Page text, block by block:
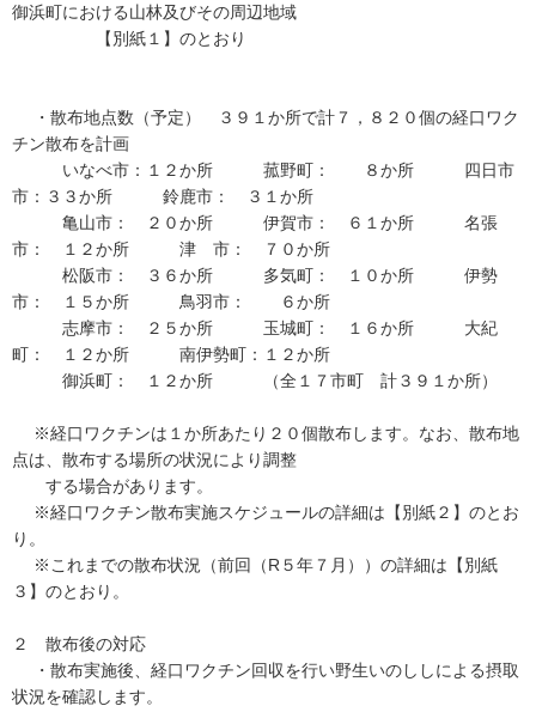
御浜町における山林及びその周辺地域
【別紙１】のとおり
・散布地点数（予定） ３９１か所で計７，８２０個の経口ワク
チン散布を計画
いなべ市：１２か所 菰野町： ８か所 四日市
市：３３か所 鈴鹿市： ３１か所
亀山市： ２０か所 伊賀市： ６１か所 名張
市： １２か所 津 市： ７０か所
松阪市： ３６か所 多気町： １０か所 伊勢
市： １５か所 鳥羽市： ６か所
志摩市： ２５か所 玉城町： １６か所 大紀
町： １２か所 南伊勢町：１２か所
御浜町： １２か所 （全１７市町 計３９１か所）
※経口ワクチンは１か所あたり２０個散布します。なお、散布地
点は、散布する場所の状況により調整
する場合があります。
※経口ワクチン散布実施スケジュールの詳細は【別紙２】のとお
り。
※これまでの散布状況（前回（R５年７月））の詳細は【別紙
３】のとおり。
２ 散布後の対応
・散布実施後、経口ワクチン回収を行い野生いのししによる摂取
状況を確認します。